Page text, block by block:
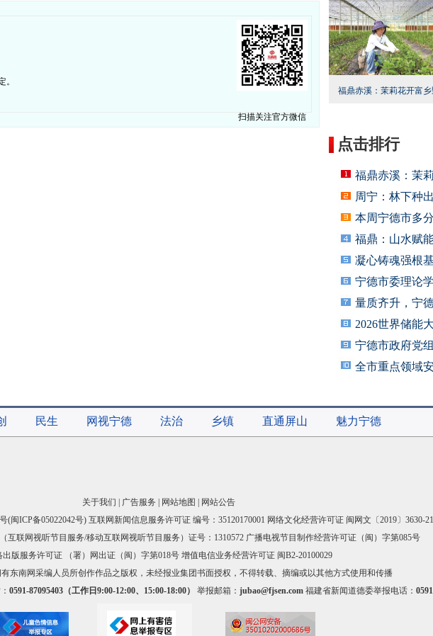
扫描关注官方微信
。
福鼎赤溪：茉莉花开富
点击排行
福鼎赤溪：茉
周宁：林下种
本周宁德市多
福鼎：山水赋
凝心铸魂强根
宁德市委理论
量质齐升，宁
2026世界储能
宁德市政府党
全市重点领域
民生 网视宁德 法治 乡镇 直通屏山 魅力宁德
关于我们 广告服务 网站地图
网站公告
(闽ICP备05022042号) 互联网新闻信息服务许可证 编号：35120170001 网络文化经营许可证 闽网文〔2019〕3630-
互联网视听节目服务/移动互联网视听节目服务）证号：1310572 广播电视节目制作经营许可证（闽）字第085号
出版服务许可证 （署）网出证（闽）字第018号 增值电信业务经营许可证 闽B2-20100029
东南网采编人员所创作作品之版权，未经报业集团书面授权，不得转载、摘编或以其他方式使用和传播
0591-87095403（工作日9:00-12:00、15:00-18:00） 举报邮箱： jubao@fjsen.com 福建省新闻道德委举报电话：